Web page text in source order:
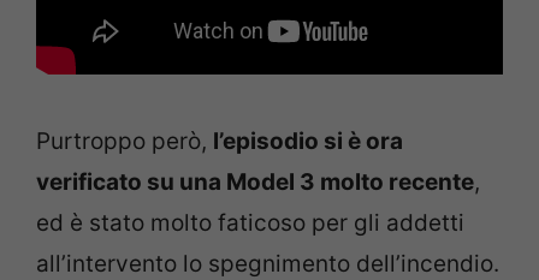
Purtroppo però, l’episodio si è ora
verificato su una Model 3 molto recente,
ed è stato molto faticoso per gli addetti
all’intervento lo spegnimento dell’incendio.